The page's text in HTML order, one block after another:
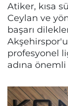
Atiker, kısa
Ceylan ve
başarı
profesyonel
adına